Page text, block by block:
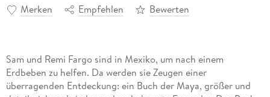
Merken Empfehlen Bewerten
Sam und Remi Fargo sind in Mexiko, um nach einem
Erdbeben zu helfen. Da werden sie Zeugen einer
überragenden Entdeckung: ein Buch der Maya, größer und